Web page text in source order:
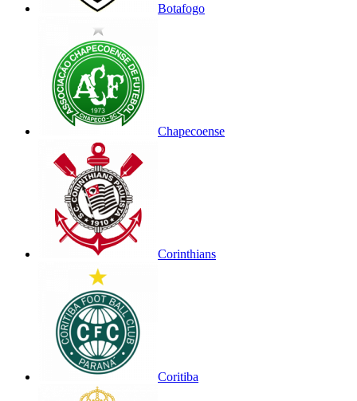
Botafogo
Chapecoense
Corinthians
Coritiba